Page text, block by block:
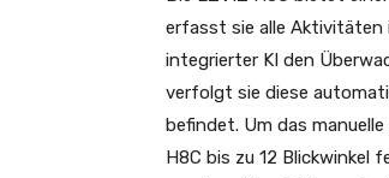
erfasst sie alle Aktivitäten
integrierter KI den
verfolgt sie diese
befindet. Um das
H8C bis zu 12 Blickwinkel